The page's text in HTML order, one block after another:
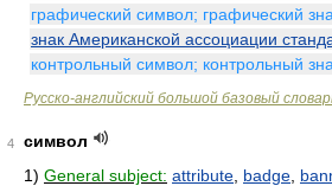
графический символ; графический
знак Американской ассоциации
контрольный символ; контрольный
Русско-английский большой базовый
4
символ
1) General subject: attribute badge